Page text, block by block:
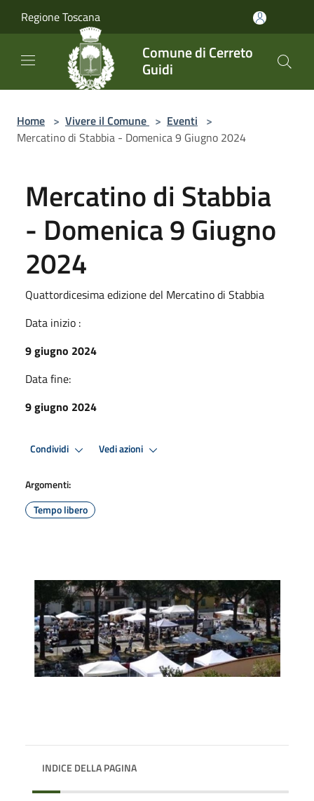
Regione Toscana
Comune di Cerreto
Guidi
Home > Vivere il Comune > Eventi >
Mercatino di Stabbia - Domenica 9 Giugno 2024
Mercatino di Stabbia
- Domenica 9 Giugno
2024
Quattordicesima edizione del Mercatino di Stabbia
Data inizio :
9 giugno 2024
Data fine:
9 giugno 2024
Condividi Vedi azioni
Argomenti:
Tempo libero
INDICE DELLA PAGINA